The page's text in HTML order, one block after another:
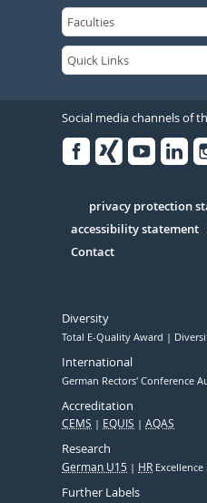
Social media channels of
Serivce
privacy protection
accessibility statement
Contact
Diversity
Total E-Quality Award
International
German Rectors' Conference
Accreditation
CEMS EQUIS AQAS
Research
German U15 HR Excellence
Further Labels